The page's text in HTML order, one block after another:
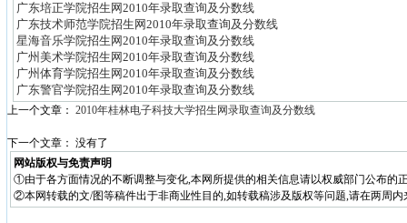
广东培正学院招生网2010年录取查询及分数线
广东技术师范学院招生网2010年录取查询及分数线
星海音乐学院招生网2010年录取查询及分数线
广州美术学院招生网2010年录取查询及分数线
广州体育学院招生网2010年录取查询及分数线
广东警官学院招生网2010年录取查询及分数线
上一个文章： 2010年桂林电子科技大学招生网录取查询及分数线
下一个文章： 没有了
网站版权与免责声明
①由于各方面情况的不断调整与变化,本网所提供的相关信息请以权威部门公布的
②本网转载的文/图等稿件出于非商业性目的,如转载稿涉及版权等问题,请在两周内